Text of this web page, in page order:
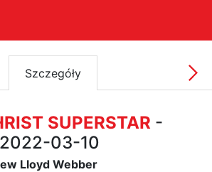
Szczegóły
SUPERSTAR -
03-10
Lloyd Webber